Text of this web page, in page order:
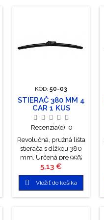
KÓD: 50-03
STIERAČ 380 MM 4
CAR 1 KUS
Recenzia(e): 0
Revolučná, pružná lišta
stierača s dĺžkou 380
mm. Určená pre 99%
všetkých vozidiel
vďaka špeciálnemu
úchytu. Použitie aj pre
automobily, ktoré boli z
Cena
5,13 €
 Vložiť do košíka